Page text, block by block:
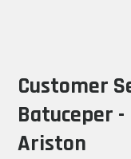
Customer
Batuceper
Ariston